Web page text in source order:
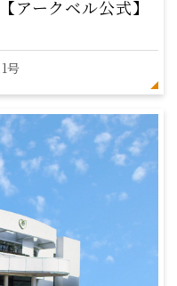
アークベル公式】
号